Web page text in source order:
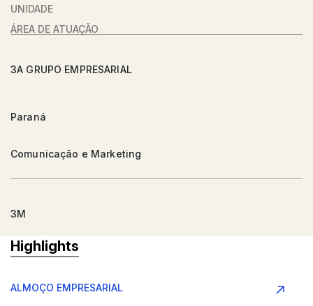
UNIDADE
ÁREA DE ATUAÇÃO
3A GRUPO EMPRESARIAL
Paraná
Comunicação e Marketing
3M
Argentina
Highlights
ALMOÇO EMPRESARIAL